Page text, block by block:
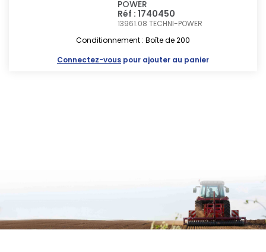
POWER
Réf : 1740450
13961.08TECHNI-POWER
Conditionnement : Boîte de 200
Connectez-vous pour ajouter au panier